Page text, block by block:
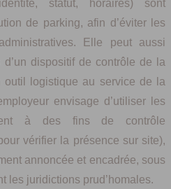
statut, horaires) sont
de parking, afin d’éviter les
Elle peut aussi
d’un dispositif de contrôle de la
outil logistique au service de la
envisage d’utiliser les
à des fins de contrôle
vérifier la présence sur site),
annoncée et encadrée, sous
les juridictions prud’homales.